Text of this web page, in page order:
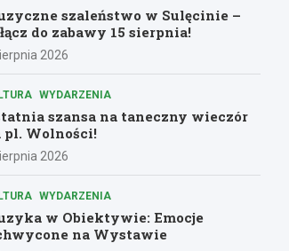
szaleństwo w Sulęcinie –
do zabawy 15 sierpnia!
2026
WYDARZENIA
szansa na taneczny wieczór
pl. Wolności!
2026
WYDARZENIA
w Obiektywie: Emocje
na Wystawie